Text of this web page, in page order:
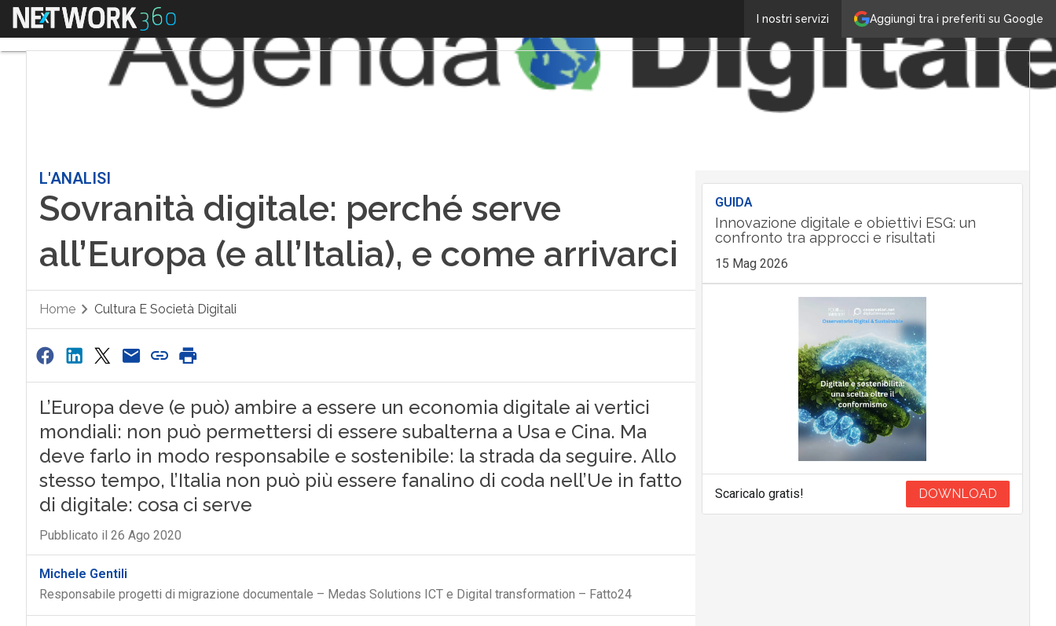
Aggiungi tra i preferiti su Google
I nostri servizi
Menu
L'ANALISI
Sovranità digitale: perché serve
all’Europa (e all’Italia), e come arrivarci
Home Cultura E Società Digitali
L’Europa deve (e può) ambire a essere un economia digitale ai vertici
mondiali: non può permettersi di essere subalterna a Usa e Cina. Ma
deve farlo in modo responsabile e sostenibile: la strada da seguire. Allo
stesso tempo, l’Italia non può più essere fanalino di coda nell’Ue in fatto
di digitale: cosa ci serve
Pubblicato il 26 Ago 2020
Michele Gentili
Responsabile progetti di migrazione documentale – Medas Solutions ICT e Digital transformation – Fatto24
GUIDA
Innovazione digitale e obiettivi ESG: un
confronto tra approcci e risultati
15 Mag 2026
Scaricalo gratis! DOWNLOAD